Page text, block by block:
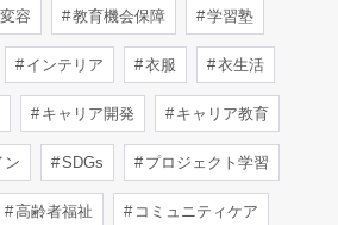
容 教育機会保障 学習塾
インテリア 衣服 衣生活
キャリア開発 キャリア教育
ン SDGs プロジェクト学習
高齢者福祉 コミュニティケア